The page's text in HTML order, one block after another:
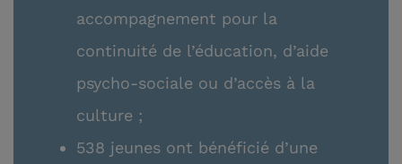
accompagnement pour la
continuité de l’éducation, d’aide
psycho-sociale ou d’accès à la
culture ;
538 jeunes ont bénéficié d’une